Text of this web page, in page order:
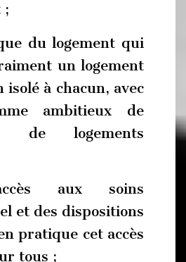
;
du logement qui
un logement
isolé à chacun, avec
ambitieux de
de logements
aux soins
et des dispositions
pratique cet accès
tous ;